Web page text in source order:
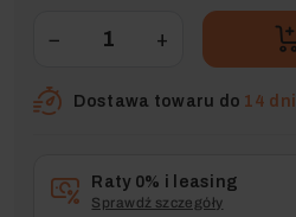
− +
Dostawa towaru do 14 dni
Raty 0% i leasing
Sprawdź szczegóły